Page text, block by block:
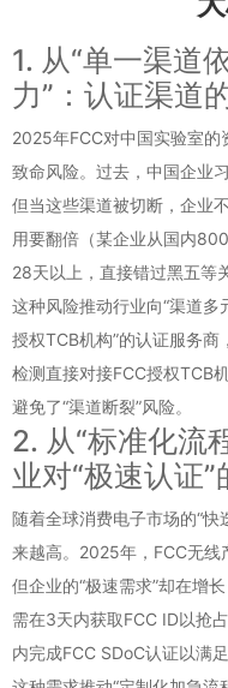
1. 从“单一渠道
力”：认证渠道
2025年FCC对中国实验室的
致命风险。过去，中国企业
但当这些渠道被切断，企业
用要翻倍（某企业从国内
28天以上，直接错过黑五等
这种风险推动行业向“渠道多
授权TCB机构”的认证服务
检测直接对接FCC授权TCB
避免了“渠道断裂”风险。
2. 从“标准化流
业对“极速认证
随着全球消费电子市场的“快
来越高。2025年，FCC无线
但企业的“极速需求”却在增
需在3天内获取FCC ID以抢
内完成FCC SDoC认证以满